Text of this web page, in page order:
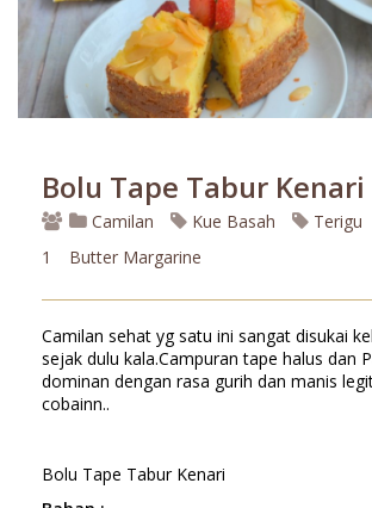
Bolu Tape Tabur Kenari
1
Camilan Kue Basah Terigu
Butter Margarine
Camilan sehat yg satu ini sangat disukai
sejak dulu kala.Campuran tape halus dan
dominan dengan rasa gurih dan manis
cobainn..
Bolu Tape Tabur Kenari